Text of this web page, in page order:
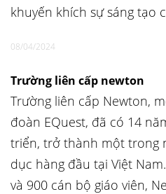
khuyến khích sự sáng tạo
08/04/2024
Trường liên cấp newton
Trường liên cấp Newton,
đoàn EQuest, đã có 14
triển, trở thành một trong
dục hàng đầu tại Việt
và 900 cán bộ giáo viên,